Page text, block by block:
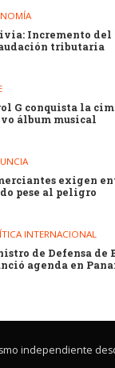
Incremento del
tributaria
G conquista la
álbum musical
exigen
pese al peligro
INTERNACIONAL
de Defensa de
agenda en
independiente